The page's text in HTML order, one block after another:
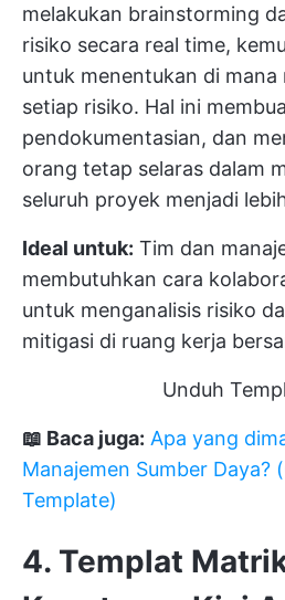
melakukan brainstorming
risiko secara real time,
untuk menentukan di mana
setiap risiko. Hal ini
pendokumentasian, dan
orang tetap selaras dalam
seluruh proyek menjadi
Ideal untuk: Tim dan
membutuhkan cara
untuk menganalisis risiko
mitigasi di ruang kerja
Unduh
📖 Baca juga: Apa yang
Manajemen Sumber Daya?
Template)
4. Templat